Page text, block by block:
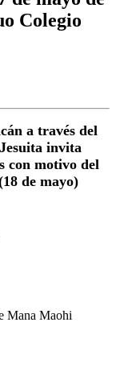
Colegio
a través del
invita
con motivo del
de mayo)
Mana Maohi